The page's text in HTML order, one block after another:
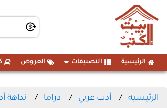
الرئيسية التصنيفات العروض
الرئيسيه أدب عربي دراما نداهة